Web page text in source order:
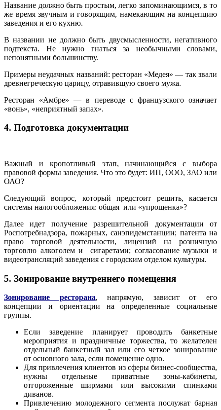
Название должно быть простым, легко запоминающимся, в то
же время звучным и говорящим, намекающим на концепцию
заведения и его кухню.
В названии не должно быть двусмысленности, негативного
подтекста. Не нужно гнаться за необычными словами,
непонятными большинству.
Примеры неудачных названий: ресторан «Медея» — так звали
древнегреческую царицу, отравившую своего мужа.
Ресторан «Амбре» — в переводе с французского означает
«вонь», «неприятный запах».
4. Подготовка документации
Важный и кропотливый этап, начинающийся с выбора
правовой формы заведения. Что это будет: ИП, ООО, ЗАО или
ОАО?
Следующий вопрос, который предстоит решить, касается
системы налогообложения: общая или «упрощенка»?
Далее идет получение разрешительной документации от
Роспотребнадзора, пожарных, санэпидемстанции; патента на
право торговой деятельности, лицензий на розничную
торговлю алкоголем и сигаретами; согласование музыки и
видеотрансляций заведения с городским отделом культуры.
5. Зонирование внутреннего помещения
Зонирование ресторана, напрямую, зависит от его
концепции и ориентации на определенные социальные
группы.
Если заведение планирует проводить банкетные
мероприятия и праздничные торжества, то желателен
отдельный банкетный зал или его четкое зонирование
от основного зала, если помещение одно.
Для привлечения клиентов из сферы бизнес-сообщества,
нужны отдельные приватные зоны-кабинеты,
отгороженные ширмами или высокими спинками
диванов.
Привлечению молодежного сегмента послужат барная